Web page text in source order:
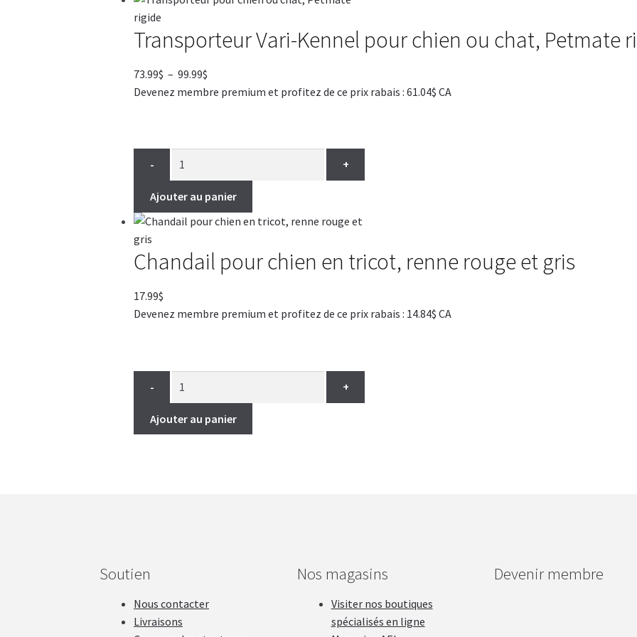
Transporteur Vari-Kennel pour chien ou chat, Petmate
73.99$ – 99.99$
de
Devenez membre premium et profitez de ce prix rabais : 61.04$ CA
- +
Ajouter au panier
Chandail pour chien en tricot, renne rouge et gris
17.99$
Devenez membre premium et profitez de ce prix rabais : 14.84$ CA
- +
Ajouter au panier
Soutien
Nous contacter
Livraisons
Nos magasins
Visiter nos boutiques
spécialisés en ligne
Devenir membre